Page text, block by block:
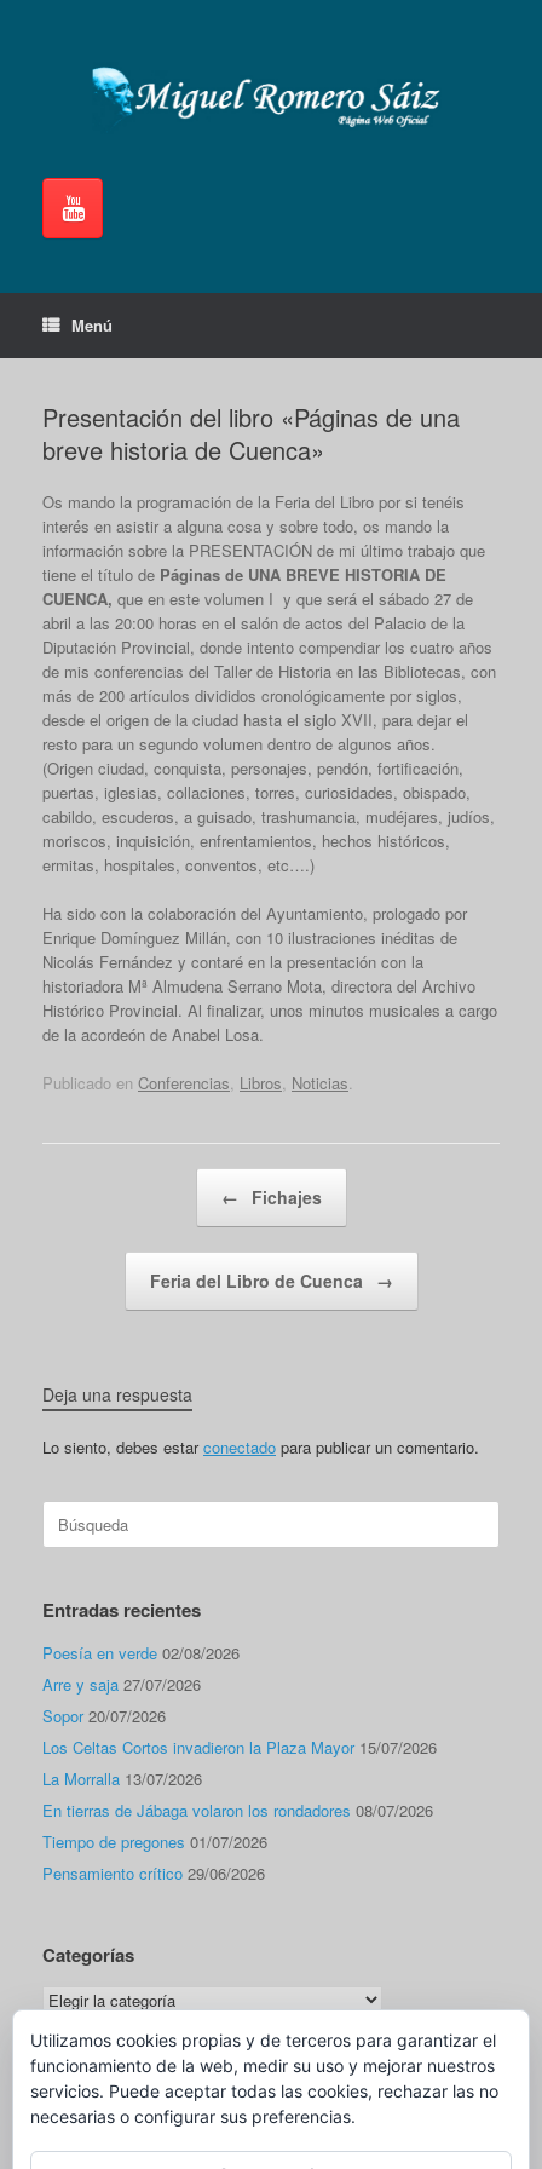
Menú
Presentación del libro «Páginas de una
breve historia de Cuenca»
Os mando la programación de la Feria del Libro por si tenéis
interés en asistir a alguna cosa y sobre todo, os mando la
información sobre la PRESENTACIÓN de mi último trabajo que
tiene el título de Páginas de UNA BREVE HISTORIA DE
CUENCA, que en este volumen I y que será el sábado 27 de
abril a las 20:00 horas en el salón de actos del Palacio de la
Diputación Provincial, donde intento compendiar los cuatro años
de mis conferencias del Taller de Historia en las Bibliotecas, con
más de 200 artículos divididos cronológicamente por siglos,
desde el origen de la ciudad hasta el siglo XVII, para dejar el
resto para un segundo volumen dentro de algunos años.
(Origen ciudad, conquista, personajes, pendón, fortificación,
puertas, iglesias, collaciones, torres, curiosidades, obispado,
cabildo, escuderos, a guisado, trashumancia, mudéjares, judíos,
moriscos, inquisición, enfrentamientos, hechos históricos,
ermitas, hospitales, conventos, etc….)
Ha sido con la colaboración del Ayuntamiento, prologado por
Enrique Domínguez Millán, con 10 ilustraciones inéditas de
Nicolás Fernández y contaré en la presentación con la
historiadora Mª Almudena Serrano Mota, directora del Archivo
Histórico Provincial. Al finalizar, unos minutos musicales a cargo
de la acordeón de Anabel Losa.
Publicado en Conferencias, Libros, Noticias.
← Fichajes
Feria del Libro de Cuenca →
Deja una respuesta
Lo siento, debes estarconectado para publicar un comentario.
Buscar:
Entradas recientes
Poesía en verde 02/08/2026
Arre y saja 27/07/2026
Sopor 20/07/2026
Los Celtas Cortos invadieron la Plaza Mayor 15/07/2026
La Morralla 13/07/2026
En tierras de Jábaga volaron los rondadores 08/07/2026
Tiempo de pregones 01/07/2026
Pensamiento crítico 29/06/2026
Categorías
Categorías
Traductor
Utilizamos cookies propias y de terceros para garantizar el
funcionamiento de la web, medir su uso y mejorar nuestros
servicios. Puede aceptar todas las cookies, rechazar las no
necesarias o configurar sus preferencias.